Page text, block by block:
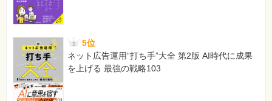
[正]
全域放出方式の不活性ガス消火設備（二酸化炭素設備が設
【 第3刷にて修正 】
326ページ ページ中央、系統図
[誤]
※図に条件が未記載
5位
ネット広告運用“打ち手”大全 第2版 AI時代に成果
を上げる 最強の戦略103